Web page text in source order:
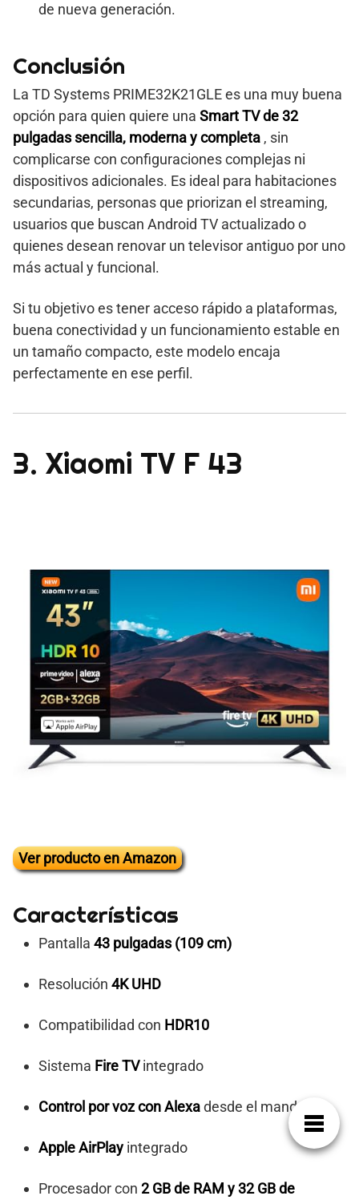
de nueva generación.
Conclusión
La TD Systems PRIME32K21GLE es una muy buena
opción para quien quiere una Smart TV de 32
pulgadas sencilla, moderna y completa , sin
complicarse con configuraciones complejas ni
dispositivos adicionales. Es ideal para habitaciones
secundarias, personas que priorizan el streaming,
usuarios que buscan Android TV actualizado o
quienes desean renovar un televisor antiguo por uno
más actual y funcional.
Si tu objetivo es tener acceso rápido a plataformas,
buena conectividad y un funcionamiento estable en
un tamaño compacto, este modelo encaja
perfectamente en ese perfil.
3. Xiaomi TV F 43
Ver producto en Amazon
Características
Pantalla 43 pulgadas (109 cm)
Resolución 4K UHD
Compatibilidad con HDR10
Sistema Fire TVintegrado
Control por voz con Alexadesde el mando
Apple AirPlay integrado
Procesador con 2 GB de RAM y 32 GB de